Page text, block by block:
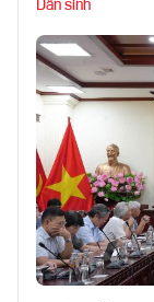
Dân sinh